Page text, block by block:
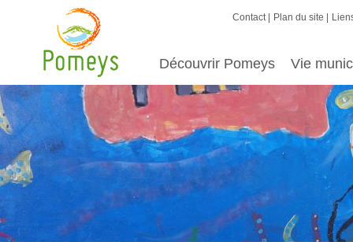
Contact Plan du site
Découvrir Pomeys Vie